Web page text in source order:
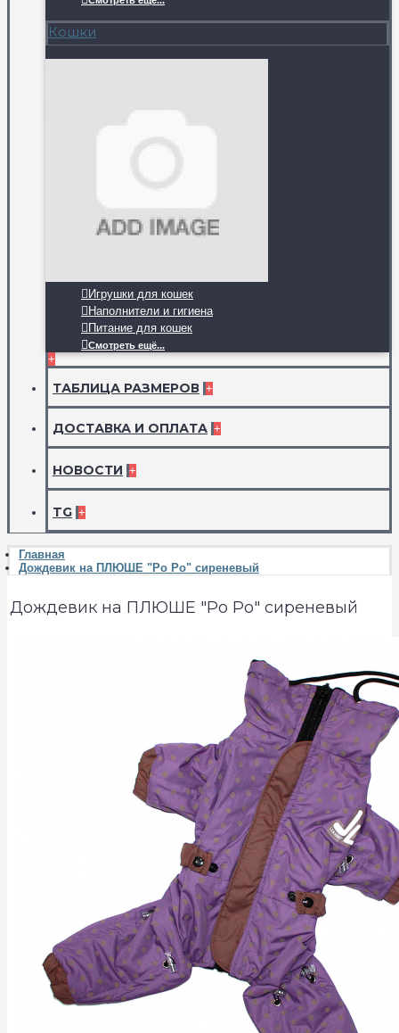
Кошки
Игрушки для кошек
Наполнители и гигиена
Питание для кошек
Смотреть ещё...
+
ТАБЛИЦА РАЗМЕРОВ +
ДОСТАВКА И ОПЛАТА +
НОВОСТИ +
TG +
Главная
Дождевик на ПЛЮШЕ "Po Po" сиреневый
Дождевик на ПЛЮШЕ "Po Po" сиреневый